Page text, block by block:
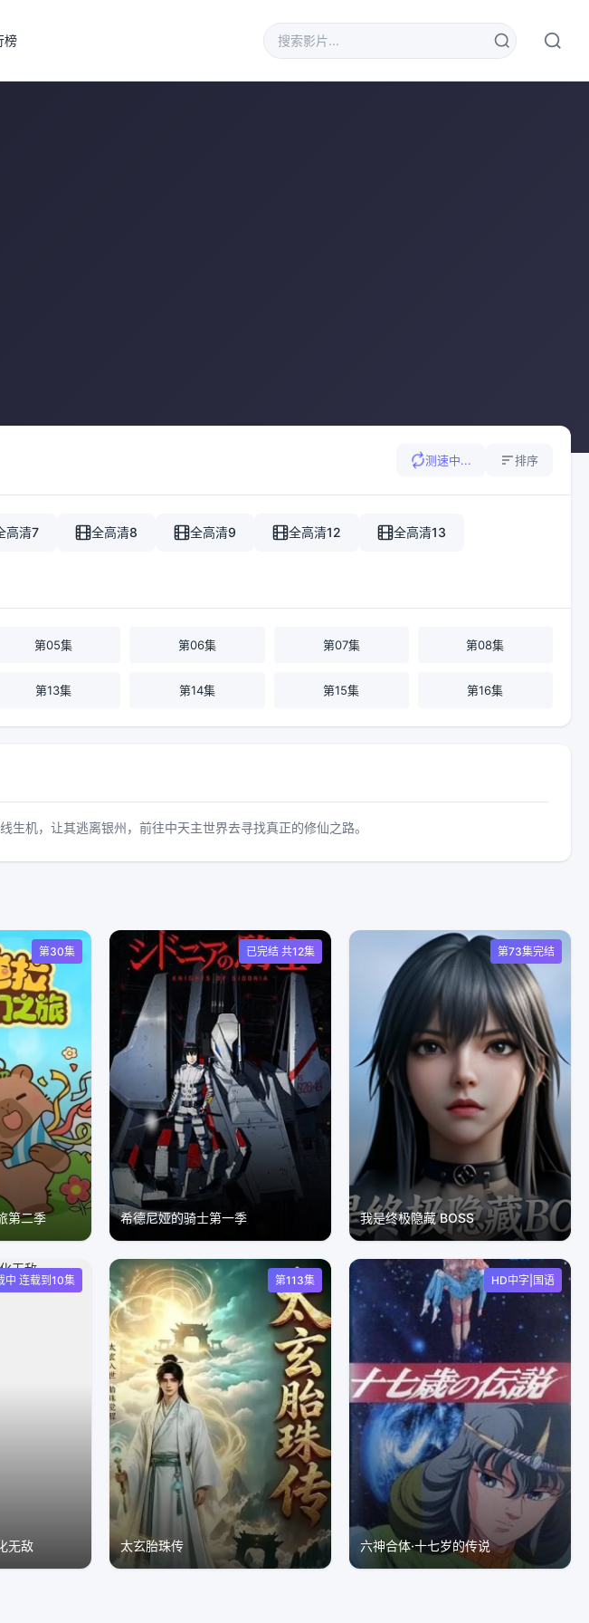
榜
测速中... 排序
高清7 全高清8 全高清9 全高清12 全高清13
第05集 第06集 第07集 第08集
第13集 第14集 第15集 第16集
机，让其逃离银州，前往中天主世界去寻找真正的修仙之路。
第30集
第二季
已完结 共12集
希德尼娅的骑士第一季
第73集完结
我是终极隐藏 BOSS
中 连载到10集
无敌
第113集
太玄胎珠传
HD中字|国语
六神合体·十七岁的传说